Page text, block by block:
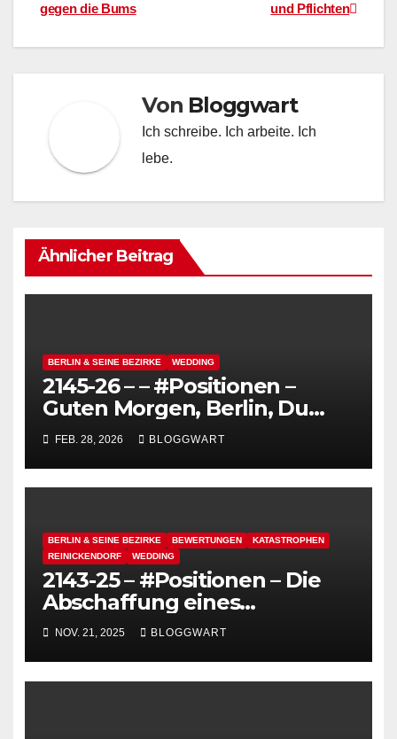
und Pflichten
gegen die Bums
Von Bloggwart
Ich schreibe. Ich arbeite. Ich
lebe.
Ähnlicher Beitrag
BERLIN & SEINE BEZIRKE WEDDING
2145-26 – – #Positionen –
Guten Morgen, Berlin, Du
kannst so hässlich sein,
schmutzig und grau – Die
Hitlerei
FEB. 28, 2026 BLOGGWART
BERLIN & SEINE BEZIRKE BEWERTUNGEN
KATASTROPHEN
REINICKENDORF
WEDDING
2143-25 – #Positionen – Die
Abschaffung eines
funktionierenden
Deutschlands, heute: Das
Bauaktenarchiv
NOV. 21, 2025 BLOGGWART